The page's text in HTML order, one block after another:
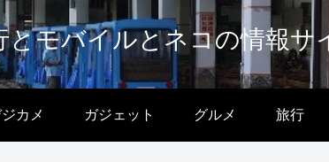
とモバイルとネコの情報サ
カメ ガジェット グルメ 旅行